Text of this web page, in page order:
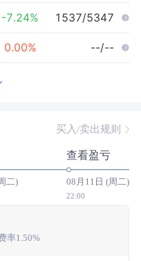
-7.24% 1537/5347
0.00% --/--
--/--
0.00% --/--
买入/卖出规则
二)
查看盈亏
08月11日 (周二)
22:00
率1.50%